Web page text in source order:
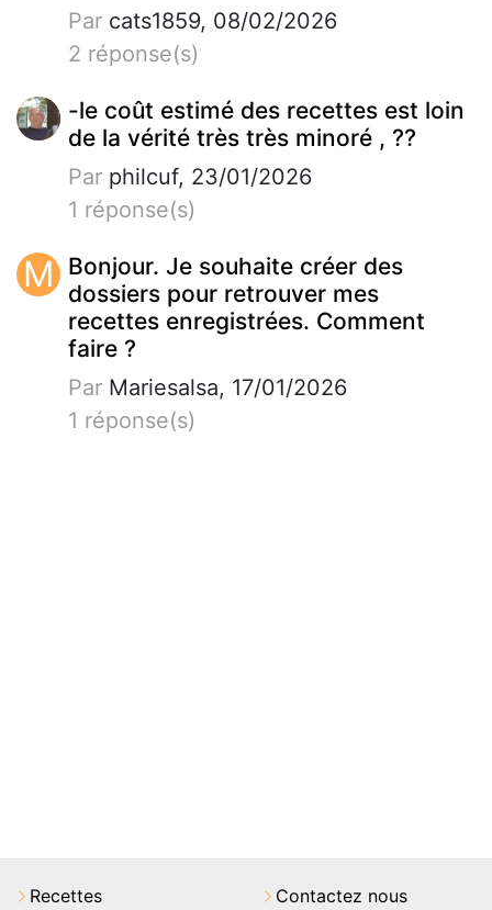
Par cats1859, 08/02/2026
2 réponse(s)
-le coût estimé des recettes est loin
de la vérité très très minoré , ??
Par philcuf, 23/01/2026
1 réponse(s)
M Bonjour. Je souhaite créer des
dossiers pour retrouver mes
recettes enregistrées. Comment
faire ?
Par Mariesalsa, 17/01/2026
1 réponse(s)
Recettes Contactez nous